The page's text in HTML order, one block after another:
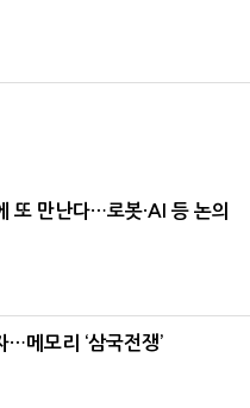
또 만난다…로봇·AI 등 논의
메모리 ‘삼국전쟁’